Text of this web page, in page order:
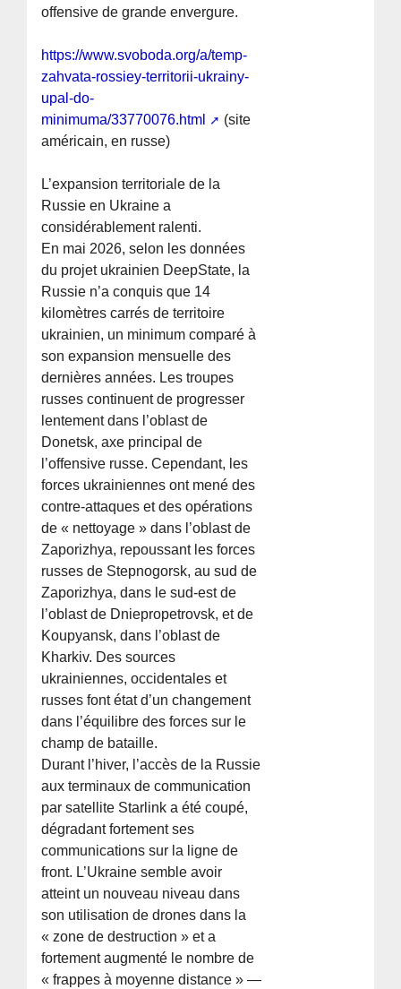
offensive de grande envergure.
https://www.svoboda.org/a/temp-
zahvata-rossiey-territorii-ukrainy-
upal-do-
minimuma/33770076.html
(site
américain, en russe)
L’expansion territoriale de la
Russie en Ukraine a
considérablement ralenti.
En mai 2026, selon les données
du projet ukrainien DeepState, la
Russie n’a conquis que 14
kilomètres carrés de territoire
ukrainien, un minimum comparé à
son expansion mensuelle des
dernières années. Les troupes
russes continuent de progresser
lentement dans l’oblast de
Donetsk, axe principal de
l’offensive russe. Cependant, les
forces ukrainiennes ont mené des
contre-attaques et des opérations
de « nettoyage » dans l’oblast de
Zaporizhya, repoussant les forces
russes de Stepnogorsk, au sud de
Zaporizhya, dans le sud-est de
l’oblast de Dniepropetrovsk, et de
Koupyansk, dans l’oblast de
Kharkiv. Des sources
ukrainiennes, occidentales et
russes font état d’un changement
dans l’équilibre des forces sur le
champ de bataille.
Durant l’hiver, l’accès de la Russie
aux terminaux de communication
par satellite Starlink a été coupé,
dégradant fortement ses
communications sur la ligne de
front. L’Ukraine semble avoir
atteint un nouveau niveau dans
son utilisation de drones dans la
« zone de destruction » et a
fortement augmenté le nombre de
« frappes à moyenne distance » —